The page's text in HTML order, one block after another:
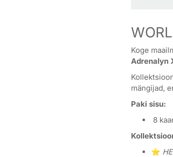
Koge
Adrenalyn
mängijad,
Paki sisu:
8
⭐